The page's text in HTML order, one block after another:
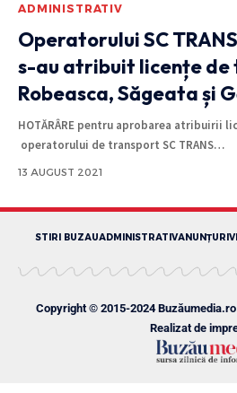
ADMINISTRATIV
Operatorului SC TRANS
s-au atribuit licențe de
Robeasca, Săgeata și
HOTĂRÂRE pentru aprobarea atribuirii
operatorului de transport SC TRANS…
13 AUGUST 2021
STIRI BUZAUADMINISTRATIVANUNȚURI
Copyright © 2015-2024
Realizat de